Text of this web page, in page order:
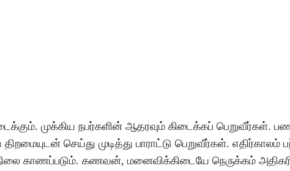
. முக்கிய நபர்களின் ஆதரவும் கிடைக்கப் பெறுவீர்கள்.
திறமையுடன் செய்து முடித்து பாராட்டு பெறுவீர்கள். எதிர்காலம்
காணப்படும். கணவன், மனைவிக்கிடையே நெருக்கம்